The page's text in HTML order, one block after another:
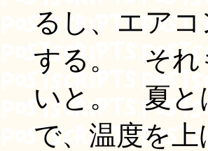
るし、エア
する。 それ
いと。 夏と
で、温度を